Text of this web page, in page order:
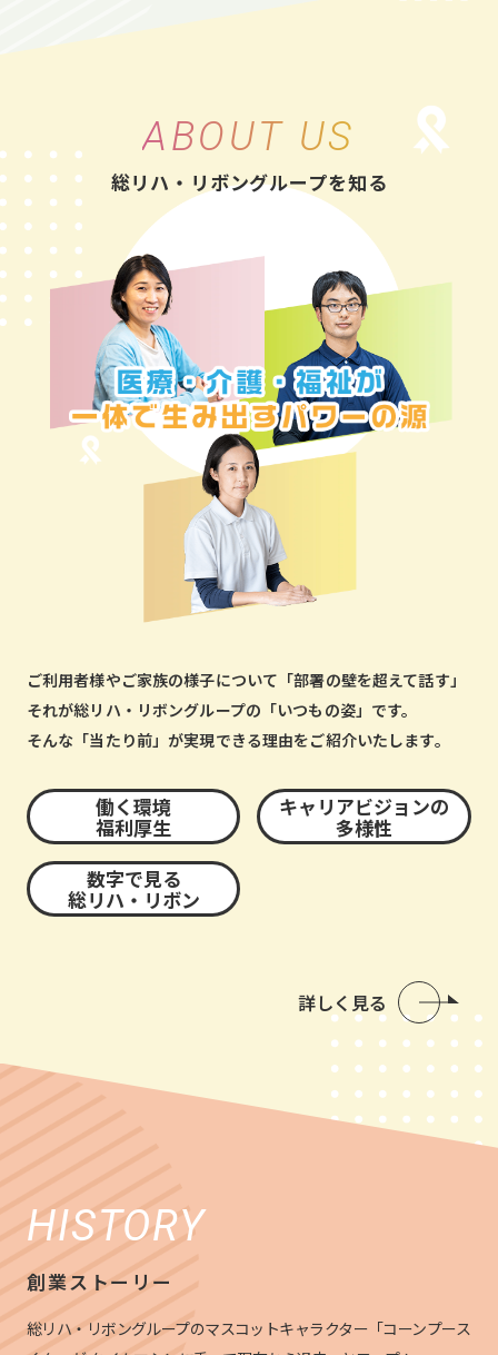
ABOUT US
総リハ・リボングループを知る
ご利用者様やご家族の様子について「部署の壁を超えて話す」
それが総リハ・リボングループの「いつもの姿」です。
そんな「当たり前」が実現できる理由をご紹介いたします。
働く環境
福利厚生
キャリアビジョンの
多様性
数字で見る
総リハ・リボン
詳しく見る
HISTORY
創業ストーリー
総リハ・リボングループのマスコットキャラクター「コーンプース